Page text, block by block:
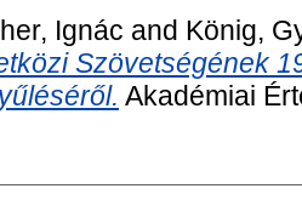
Ignác and König,
Szövetségének
Akadémiai